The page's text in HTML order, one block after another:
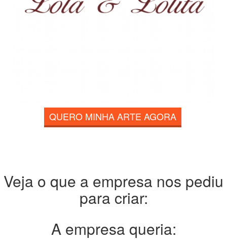
QUERO MINHA ARTE AGORA
Veja o que a empresa nos pediu
para criar:
A empresa queria: